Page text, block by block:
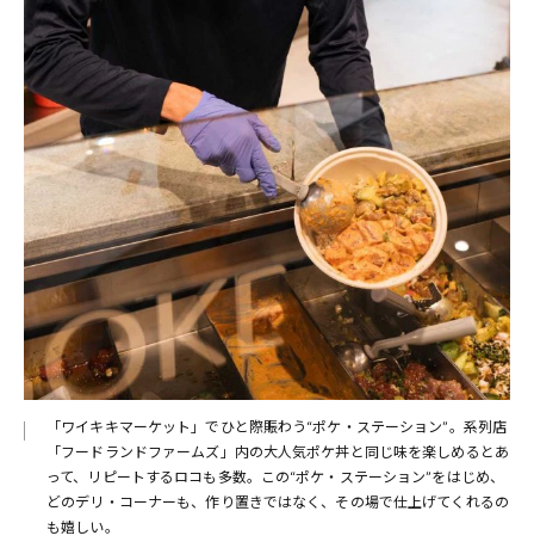
「ワイキキマーケット」でひと際賑わう“ポケ・ステーション”。系列店
「フードランドファームズ」内の大人気ポケ丼と同じ味を楽しめるとあ
って、リピートするロコも多数。この“ポケ・ステーション”をはじめ、
どのデリ・コーナーも、作り置きではなく、その場で仕上げてくれるの
も嬉しい。